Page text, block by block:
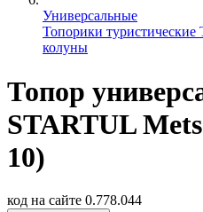
Универсальные
Топорики туристические
колуны
Топор
STARTUL
10)
код на сайте 0.778.044